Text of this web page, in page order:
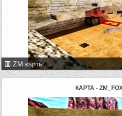
ZM карты
КАРТА -